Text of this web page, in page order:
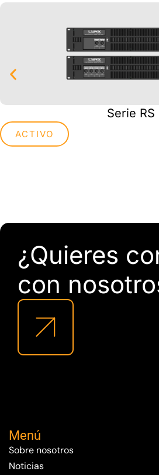
Serie RS
ACTIVO
¿Quieres
con
Menú
Sobre nosotros
Noticias